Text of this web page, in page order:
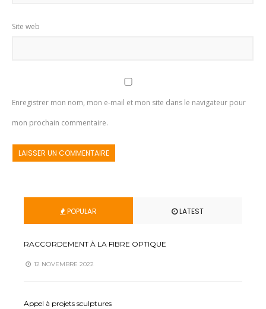
Site web
Enregistrer mon nom, mon e-mail et mon site dans le navigateur pour
mon prochain commentaire.
POPULAR LATEST
RACCORDEMENT À LA FIBRE OPTIQUE
12 NOVEMBRE 2022
Appel à projets sculptures